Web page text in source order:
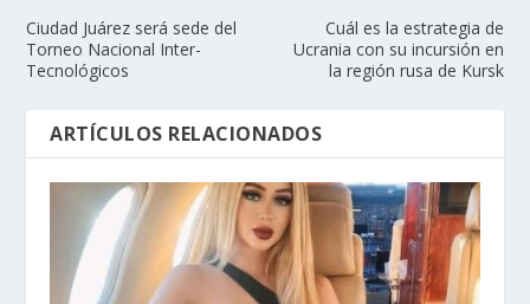
Ciudad Juárez será sede del
Torneo Nacional Inter-
Tecnológicos
Cuál es la estrategia de
Ucrania con su incursión en
la región rusa de Kursk
ARTÍCULOS RELACIONADOS